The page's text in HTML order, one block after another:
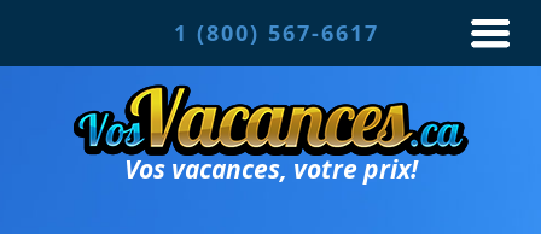
1 (800) 567-6617
Vos vacances, votre prix!